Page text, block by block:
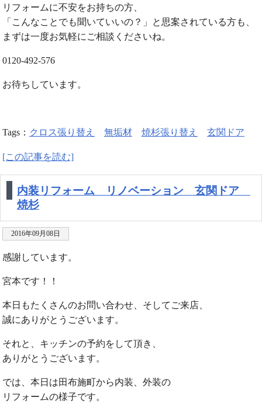
リフォームに不安をお持ちの方、
「こんなことでも聞いていいの？」と思案されている方も、
まずは一度お気軽にご相談くださいね。
0120-492-576
お待ちしています。
Tags： クロス張り替え 無垢材 焼杉張り替え 玄関ドア
[この記事を読む]
内装リフォーム リノベーション 玄関ドア
焼杉
2016年09月08日
感謝しています。
宮本です！！
本日もたくさんのお問い合わせ、そしてご来店、
誠にありがとうございます。
それと、キッチンの予約をして頂き、
ありがとうございます。
では、本日は田布施町から内装、外装の
リフォームの様子です。